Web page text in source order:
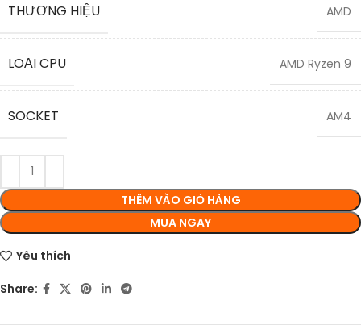
THƯƠNG HIỆU AMD
LOẠI CPU AMD Ryzen 9
SOCKET AM4
THÊM VÀO GIỎ HÀNG
MUA NGAY
Yêu thích
Share: